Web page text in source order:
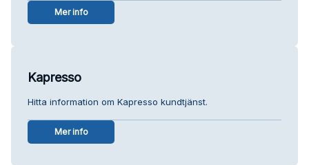
Mer info
Kapresso
Hitta information om Kapresso kundtjänst.
Mer info